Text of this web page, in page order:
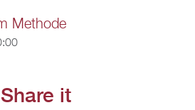
Methode
Share it